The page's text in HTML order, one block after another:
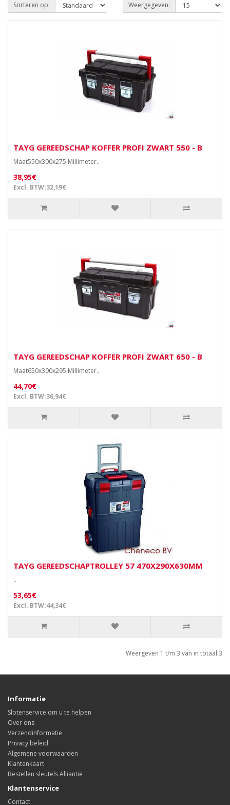
Sorteren op: Weergegeven:
TAYG GEREEDSCHAP KOFFER PROFI ZWART 550 - B
Maat550x300x275 Millimeter..
38,95€
Excl. BTW:32,19€
TAYG GEREEDSCHAP KOFFER PROFI ZWART 650 - B
Maat650x300x295 Millimeter..
44,70€
Excl. BTW:36,94€
TAYG GEREEDSCHAPTROLLEY 57 470X290X630MM
..
53,65€
Excl. BTW:44,34€
Weergeven 1 t/m 3 van in totaal 3
Informatie
Slotenservice om u te helpen
Over ons
Verzendinformatie
Privacy beleid
Algemene voorwaarden
Klantenkaart
Bestellen sleutels Alliantie
Klantenservice
Contact